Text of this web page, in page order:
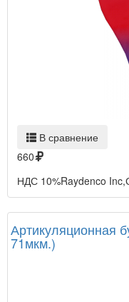
В сравнение
660
НДС 10%Raydenco
Артикуляционная
71мкм.)